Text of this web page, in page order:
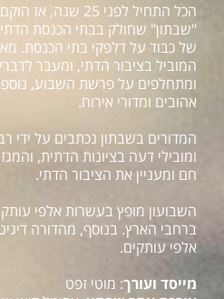
הכל התחיל לפני 25
"שבתון" שחולק בבתי הכנסת
של כבוד על דלפקי בתי הכנסת.
המוביל בציבור הדתי, ומעבר
ומתחלפים על פרשת השבוע, נוספו
אהובים ומדורי אירוח.
המדורים בשבתון נכתבים על ידי
ומובילי דעה בציונות הדתית,
חם ומעניין את הציבור הדתי.
ברחבי הארץ. בנוסף, מהדורה
אלפי עותקים.
מייסד ועורך: מוטי זפט